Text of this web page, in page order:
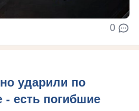
0
ударили по
- есть погибшие